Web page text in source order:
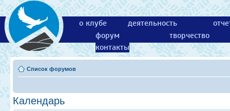
о клубе деятельность
форум
творчество
контакты
Список форумов
Календарь